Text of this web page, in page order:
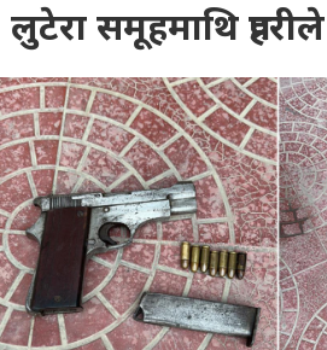
लुटेरा समूहमाथि